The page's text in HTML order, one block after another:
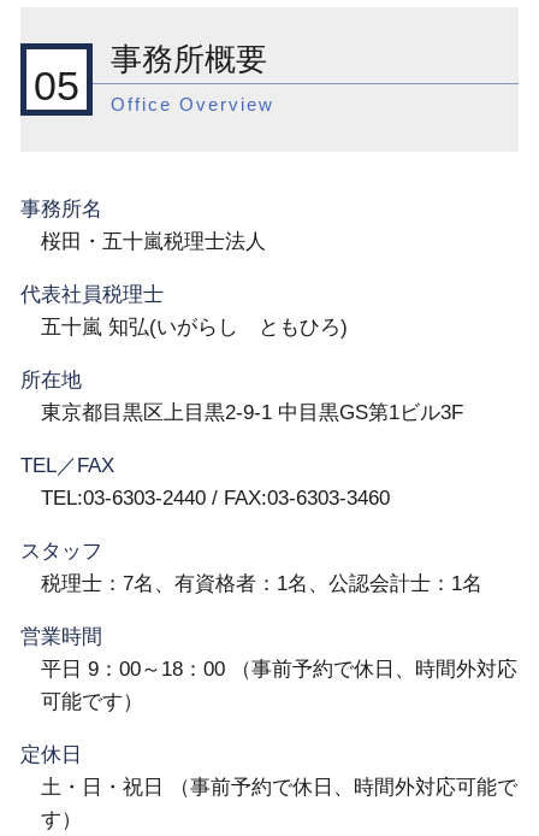
05
事務所概要
Office Overview
事務所名
桜田・五十嵐税理士法人
代表社員税理士
五十嵐 知弘(いがらし ともひろ)
所在地
東京都目黒区上目黒2-9-1 中目黒GS第1ビル3F
TEL／FAX
TEL:03-6303-2440 / FAX:03-6303-3460
スタッフ
税理士：7名、有資格者：1名、公認会計士：1名
営業時間
平日 9：00～18：00 （事前予約で休日、時間外対応
可能です）
定休日
土・日・祝日 （事前予約で休日、時間外対応可能で
す）